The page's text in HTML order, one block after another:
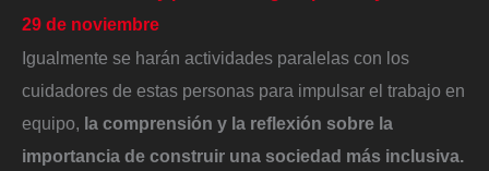
29 de noviembre
Igualmente se harán actividades paralelas con los
cuidadores de estas personas para impulsar el trabajo en
equipo, la comprensión y la reflexión sobre la
importancia de construir una sociedad más inclusiva.